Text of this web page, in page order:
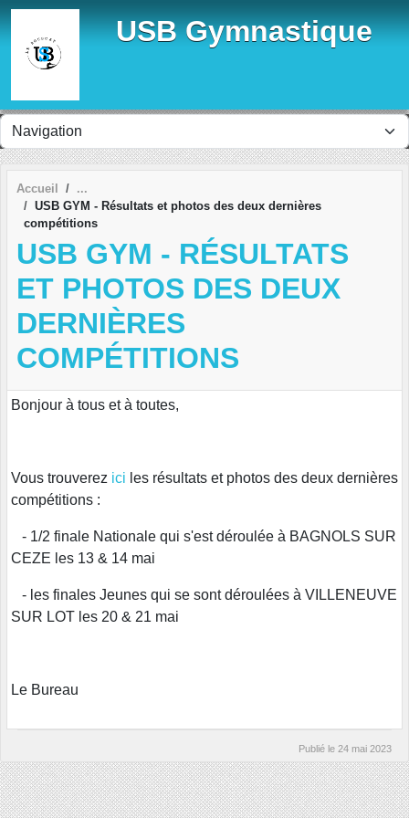
USB Gymnastique
Accueil
USB GYM - Résultats et photos des deux dernières
compétitions
USB GYM - RÉSULTATS
ET PHOTOS DES DEUX
DERNIÈRES
COMPÉTITIONS
Bonjour à tous et à toutes,
Vous trouverez ici les résultats et photos des deux dernières
compétitions :
- 1/2 finale Nationale qui s'est déroulée à BAGNOLS SUR
CEZE les 13 & 14 mai
- les finales Jeunes qui se sont déroulées à VILLENEUVE
SUR LOT les 20 & 21 mai
Le Bureau
Publié le 24 mai 2023
Panneau de gestion des cookies